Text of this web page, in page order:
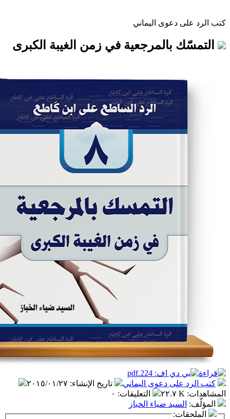
دعوى اليماني
بالمرجعية في زمن الغيبة الكبرى
دعوى اليماني تاريخ الإنشاء:٢٠١٥/٠١/٢٧
التعليقات:٠
ضياء الخباز